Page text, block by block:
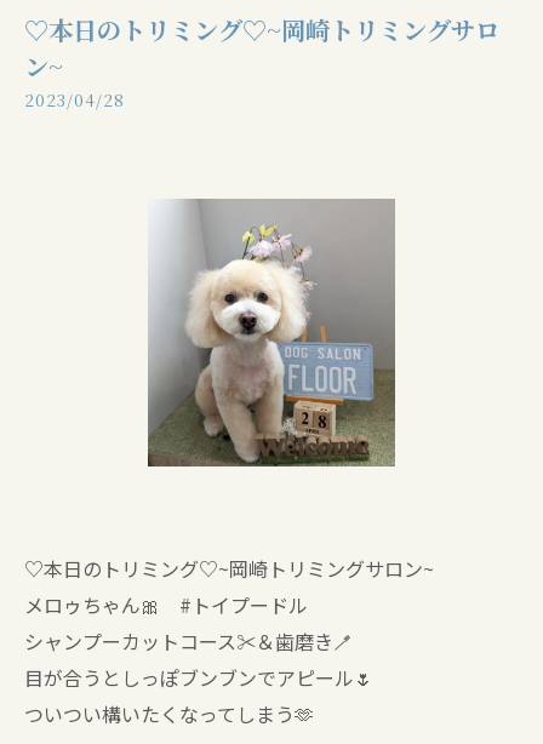
♡本日のトリミング♡⁠~岡崎トリミングサロ
ン~
2023/04/28
♡本日のトリミング♡⁠~岡崎トリミングサロン~
メロゥちゃん🎀 #トイプードル
シャンプーカットコース✂️＆歯磨き🪥
目が合うとしっぽブンブンでアピール🌷
ついつい構いたくなってしまう🫶